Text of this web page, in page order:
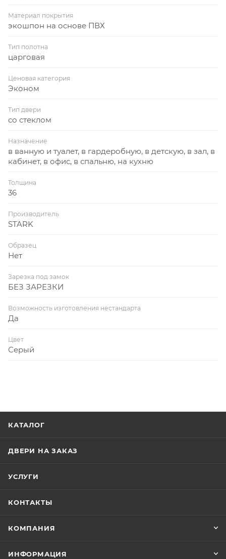
Материал покрытия
экошпон на основе ПВХ
Тип полотна
царговая
Ценовая категория
Эконом
Тип двери
со стеклом
Назначение
в ванную и туалет, в гардеробную, в детскую, в зал, в
кабинет, в офис, в спальню, на кухню
Толщина
36
Производитель
STARK
Образец
Нет
Зарезка под замок
БЕЗ ЗАРЕЗКИ
Возможность изготовления нестандарта
Да
Цвет
Серый
КАТАЛОГ
ДВЕРИ НА ЗАКАЗ
УСЛУГИ
КОНТАКТЫ
КОМПАНИЯ
ИНФОРМАЦИЯ